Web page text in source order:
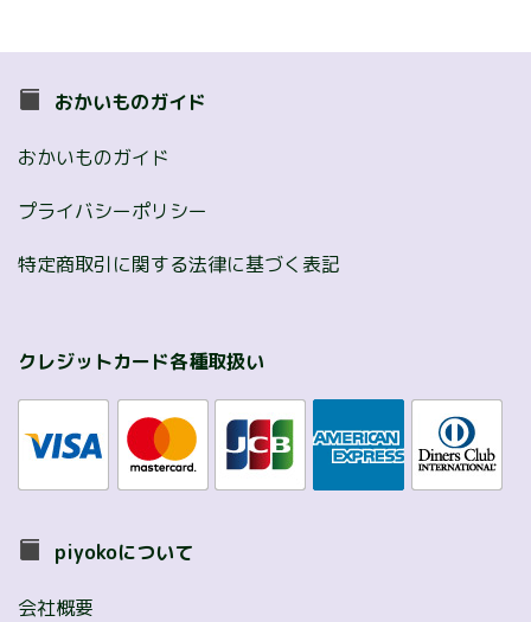
おかいものガイド
おかいものガイド
プライバシーポリシー
特定商取引に関する法律に基づく表記
クレジットカード各種取扱い
piyokoについて
会社概要